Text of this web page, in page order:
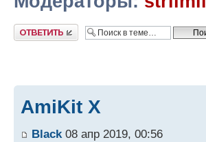
Ответить
AmiKit X
Black 08 апр 2019, 00:56